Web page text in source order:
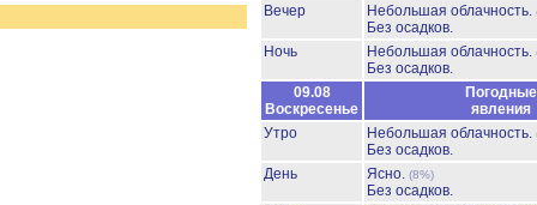
Вечер
Небольшая облачность.
Без осадков.
Ночь
Небольшая облачность.
Без осадков.
09.08
Воскресенье
Погодные
явления
Утро
Небольшая облачность.
Без осадков.
День
Ясно. (8%)
Без осадков.